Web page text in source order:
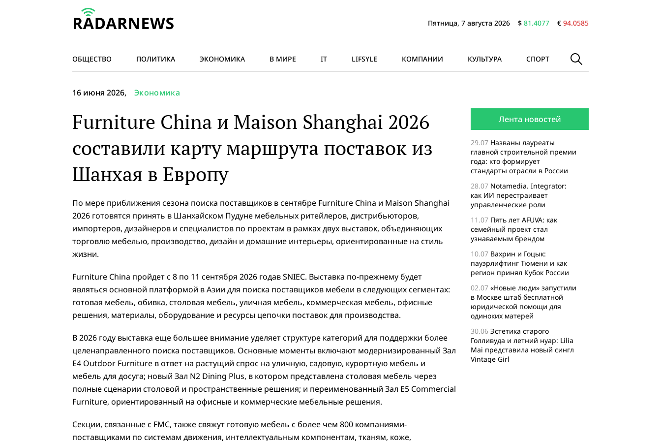
Пятница, 7 августа 2026 $ 81.4077 € 94.0585
ОБЩЕСТВО ПОЛИТИКА ЭКОНОМИКА В МИРЕ IT LIFSYLE КОМПАНИИ КУЛЬТУРА СПОРТ
16 июня 2026, Экономика
Furniture China и Maison Shanghai 2026
составили карту маршрута поставок из
Шанхая в Европу
По мере приближения сезона поиска поставщиков в сентябре Furniture China и Maison Shanghai
2026 готовятся принять в Шанхайском Пудуне мебельных ритейлеров, дистрибьюторов,
импортеров, дизайнеров и специалистов по проектам в рамках двух выставок, объединяющих
торговлю мебелью, производство, дизайн и домашние интерьеры, ориентированные на стиль
жизни.
Furniture China пройдет с 8 по 11 сентября 2026 годав SNIEC. Выставка по-прежнему будет
являться основной платформой в Азии для поиска поставщиков мебели в следующих сегментах:
готовая мебель, обивка, столовая мебель, уличная мебель, коммерческая мебель, офисные
решения, материалы, оборудование и ресурсы цепочки поставок для производства.
В 2026 году выставка еще большее внимание уделяет структуре категорий для поддержки более
целенаправленного поиска поставщиков. Основные моменты включают модернизированный Зал
E4 Outdoor Furniture в ответ на растущий спрос на уличную, садовую, курортную мебель и
мебель для досуга; новый Зал N2 Dining Plus, в котором представлена столовая мебель через
полные сценарии столовой и пространственные решения; и переименованный Зал E5 Commercial
Furniture, ориентированный на офисные и коммерческие мебельные решения.
Секции, связанные с FMC, также свяжут готовую мебель с более чем 800 компаниями-
поставщиками по системам движения, интеллектуальным компонентам, тканям, коже,
Лента новостей
29.07 Названы лауреаты
главной строительной премии
года: кто формирует
стандарты отрасли в России
28.07 Notamedia. Integrator:
как ИИ перестраивает
управленческие роли
11.07 Пять лет AFUVA: как
семейный проект стал
узнаваемым брендом
10.07 Вахрин и Гоцык:
пауэрлифтинг Тюмени и как
регион принял Кубок России
02.07 «Новые люди» запустили
в Москве штаб бесплатной
юридической помощи для
одиноких матерей
30.06 Эстетика старого
Голливуда и летний нуар: Lilia
Mai представила новый сингл
Vintage Girl